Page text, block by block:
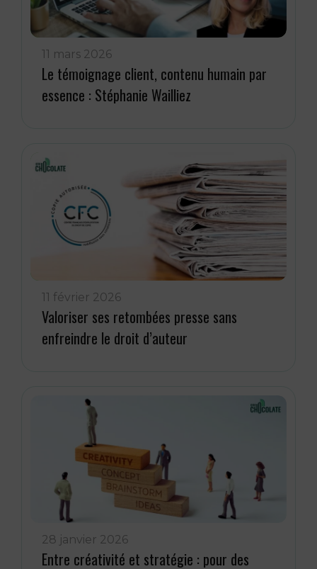
11 mars 2026
Le témoignage client, contenu humain par
essence : Stéphanie Wailliez
11 février 2026
Valoriser ses retombées presse sans
enfreindre le droit d’auteur
28 janvier 2026
Entre créativité et stratégie : pour des